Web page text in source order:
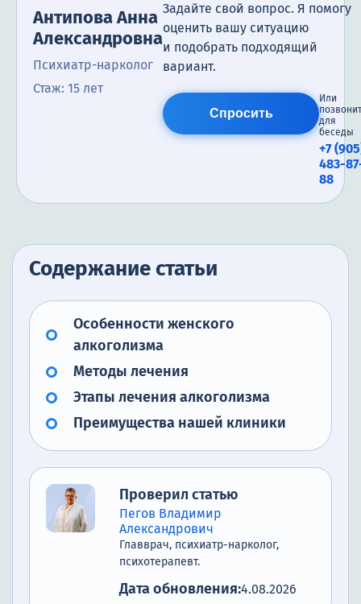
Антипова Анна
Александровна
Психиатр-нарколог
Стаж: 15 лет
Задайте свой вопрос. Я помогу
оценить вашу ситуацию
и подобрать подходящий
вариант.
Спросить
Или
для
беседы
+7
483-
88
Содержание статьи
Особенности женского
алкоголизма
Методы лечения
Этапы лечения алкоголизма
Преимущества нашей клиники
Проверил статью
Пегов Владимир
Александрович
Главврач, психиатр-нарколог,
психотерапевт.
Дата обновления:4.08.2026